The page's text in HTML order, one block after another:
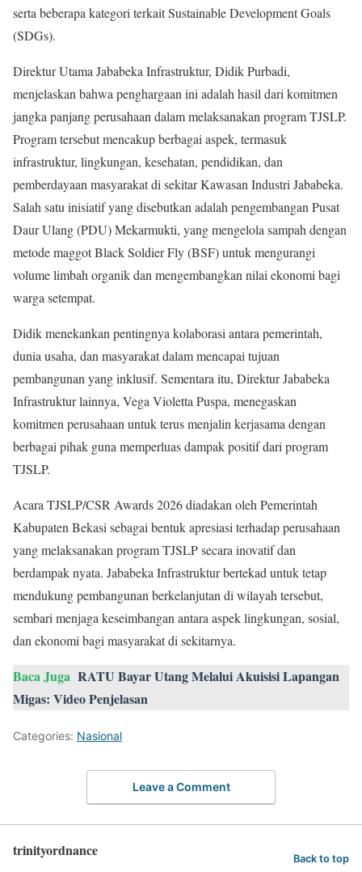
serta beberapa kategori terkait Sustainable Development Goals
(SDGs).
Direktur Utama Jababeka Infrastruktur, Didik Purbadi,
menjelaskan bahwa penghargaan ini adalah hasil dari komitmen
jangka panjang perusahaan dalam melaksanakan program TJSLP.
Program tersebut mencakup berbagai aspek, termasuk
infrastruktur, lingkungan, kesehatan, pendidikan, dan
pemberdayaan masyarakat di sekitar Kawasan Industri Jababeka.
Salah satu inisiatif yang disebutkan adalah pengembangan Pusat
Daur Ulang (PDU) Mekarmukti, yang mengelola sampah dengan
metode maggot Black Soldier Fly (BSF) untuk mengurangi
volume limbah organik dan mengembangkan nilai ekonomi bagi
warga setempat.
Didik menekankan pentingnya kolaborasi antara pemerintah,
dunia usaha, dan masyarakat dalam mencapai tujuan
pembangunan yang inklusif. Sementara itu, Direktur Jababeka
Infrastruktur lainnya, Vega Violetta Puspa, menegaskan
komitmen perusahaan untuk terus menjalin kerjasama dengan
berbagai pihak guna memperluas dampak positif dari program
TJSLP.
Acara TJSLP/CSR Awards 2026 diadakan oleh Pemerintah
Kabupaten Bekasi sebagai bentuk apresiasi terhadap perusahaan
yang melaksanakan program TJSLP secara inovatif dan
berdampak nyata. Jababeka Infrastruktur bertekad untuk tetap
mendukung pembangunan berkelanjutan di wilayah tersebut,
sembari menjaga keseimbangan antara aspek lingkungan, sosial,
dan ekonomi bagi masyarakat di sekitarnya.
Baca Juga RATU Bayar Utang Melalui Akuisisi Lapangan
Migas: Video Penjelasan
Categories: Nasional
Leave a Comment
trinityordnance Back to top